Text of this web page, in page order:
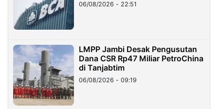
06/08/2026 - 22:51
LMPP Jambi Desak Pengusutan
Dana CSR Rp47 Miliar PetroChina
di Tanjabtim
06/08/2026 - 09:19